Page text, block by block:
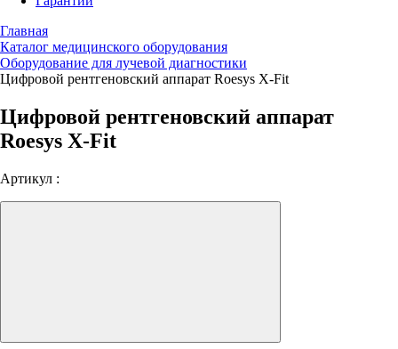
Главная
Каталог медицинского оборудования
Оборудование для лучевой диагностики
Цифровой рентгеновский аппарат Roesys X-Fit
Цифровой рентгеновский аппарат
Roesys X-Fit
Артикул :